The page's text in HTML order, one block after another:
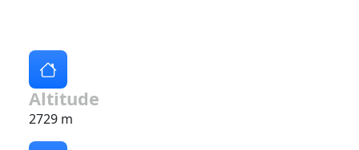
Altitude
2729 m